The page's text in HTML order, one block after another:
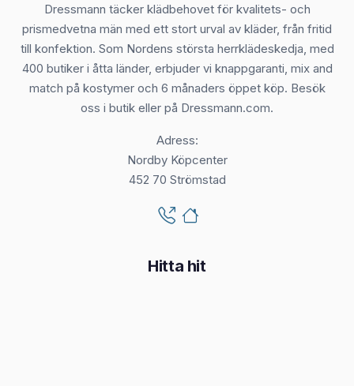
Dressmann täcker klädbehovet för kvalitets- och
prismedvetna män med ett stort urval av kläder, från fritid
till konfektion. Som Nordens största herrklädeskedja, med
400 butiker i åtta länder, erbjuder vi knappgaranti, mix and
match på kostymer och 6 månaders öppet köp. Besök
oss i butik eller på Dressmann.com.
Adress:
Nordby Köpcenter
452 70 Strömstad
Hitta hit